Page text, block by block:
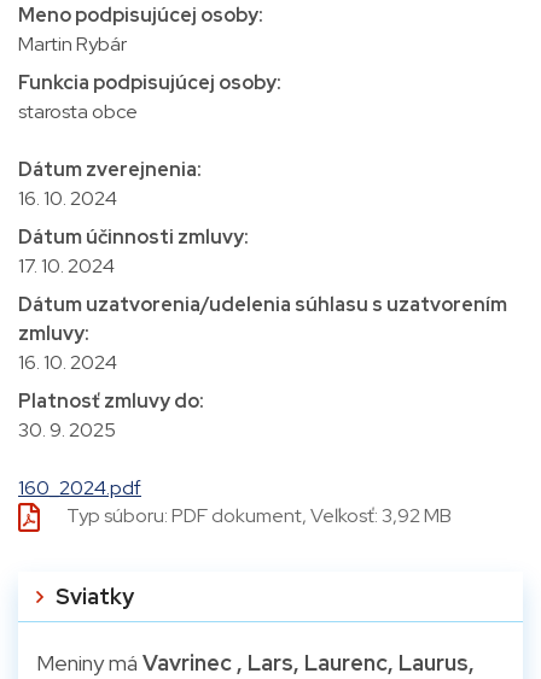
Meno podpisujúcej osoby:
Martin Rybár
Funkcia podpisujúcej osoby:
starosta obce
Dátum zverejnenia:
16. 10. 2024
Dátum účinnosti zmluvy:
17. 10. 2024
Dátum uzatvorenia/udelenia súhlasu s uzatvorením
zmluvy:
16. 10. 2024
Platnosť zmluvy do:
30. 9. 2025
160_2024.pdf
Typ súboru: PDF dokument, Veľkosť: 3,92 MB
Sviatky
Meniny má Vavrinec , Lars, Laurenc, Laurus,